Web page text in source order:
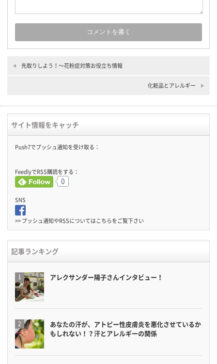
先取りしよう！〜花粉症対策お役立ち情報
化粧品とアレルギー
サイト情報をキャッチ
Push7でプッシュ通知を受け取る：
FeedlyでRSS購読をする：
0
SNS
>> プッシュ通知やRSSについてはこちらをご覧下さい
記事ランキング
アレクサンダー陽子さんインタビュー！
あなたの汗が、アトピー性皮膚炎を悪化させているか
もしれない！？汗とアレルギーの関係